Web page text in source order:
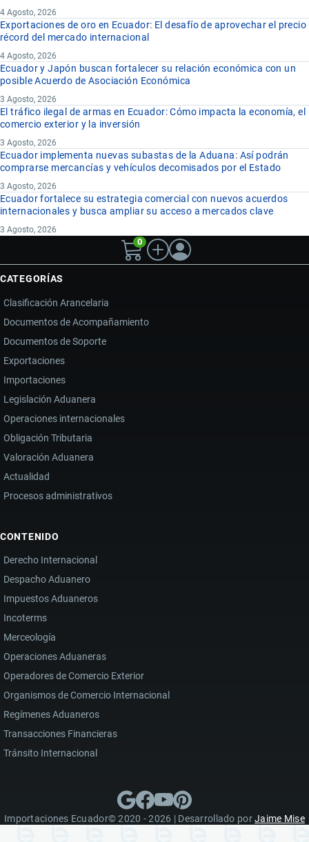
4 Agosto, 2026
Exportaciones de oro en Ecuador: El desafío de aprovechar el precio
récord del mercado internacional
4 Agosto, 2026
Ecuador y Japón buscan fortalecer su relación económica con un
posible Acuerdo de Asociación Económica
3 Agosto, 2026
El tráfico ilegal de armas en Ecuador: Cómo impacta la economía, el
comercio exterior y la inversión
3 Agosto, 2026
Ecuador implementa nuevas subastas de la Aduana: Así podrán
comprarse mercancías y vehículos decomisados por el Estado
3 Agosto, 2026
Ecuador fortalece su estrategia comercial con nuevos acuerdos
internacionales y busca ampliar su acceso a mercados clave
3 Agosto, 2026
0
CATEGORÍAS
Clasificación Arancelaria
Documentos de Acompañamiento
Documentos de Soporte
Exportaciones
Importaciones
Legislación Aduanera
Operaciones internacionales
Obligación Tributaria
Valoración Aduanera
Actualidad
Procesos administrativos
CONTENIDO
Derecho Internacional
Despacho Aduanero
Impuestos Aduaneros
Incoterms
Merceología
Operaciones Aduaneras
Operadores de Comercio Exterior
Organismos de Comercio Internacional
Regímenes Aduaneros
Transacciones Financieras
Tránsito Internacional
Importaciones Ecuador© 2020 - 2026 | Desarrollado porJaime Mise